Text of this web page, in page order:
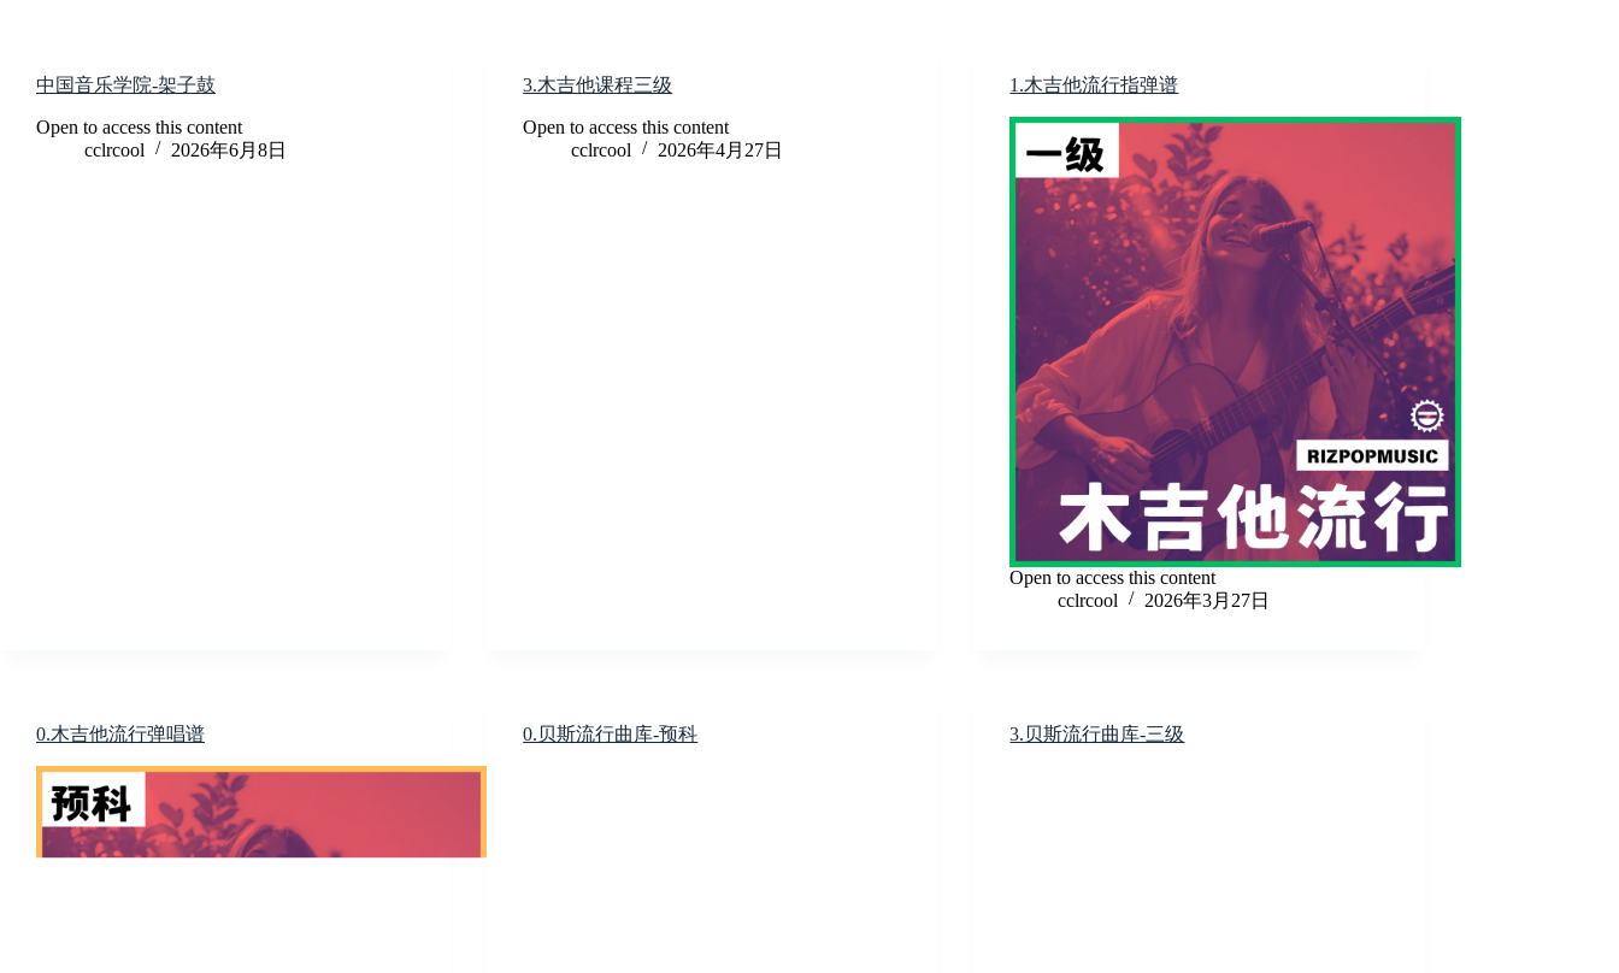
中国音乐学院-架子鼓
Open to access this content
cclrcool
2026年6月8日
3.木吉他课程三级
Open to access this content
cclrcool
2026年4月27日
1.木吉他流行指弹谱
Open to access this content
cclrcool
2026年3月27日
0.木吉他流行弹唱谱 0.贝斯流行曲库-预科 3.贝斯流行曲库-三级